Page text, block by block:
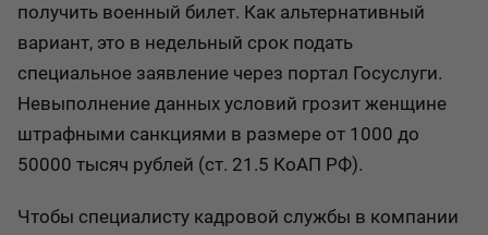
получить военный билет. Как альтернативный
вариант, это в недельный срок подать
специальное заявление через портал Госуслуги.
Невыполнение данных условий грозит женщине
штрафными санкциями в размере от 1000 до
50000 тысяч рублей (ст. 21.5 КоАП РФ).
Чтобы специалисту кадровой службы в компании